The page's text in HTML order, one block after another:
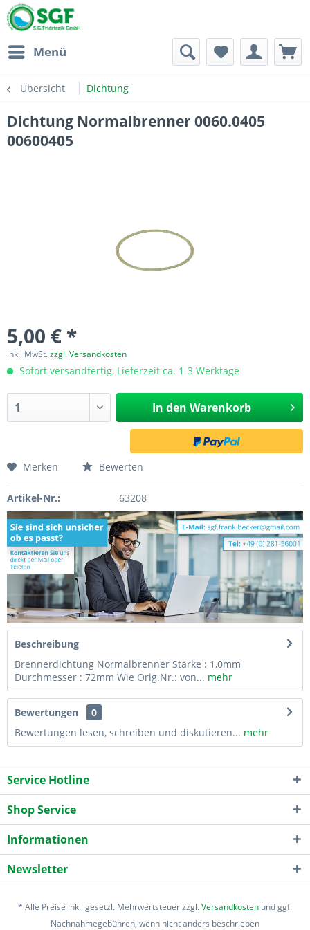
Menü
Übersicht Dichtung
Dichtung Normalbrenner 0060.0405
00600405
5,00 € *
inkl. MwSt.zzgl. Versandkosten
Sofort versandfertig, Lieferzeit ca. 1-3 Werktage
In den Warenkorb
Merken Bewerten
Artikel-Nr.: 63208
Beschreibung
Brennerdichtung Normalbrenner Stärke : 1,0mm
Durchmesser : 72mm Wie Orig.Nr.: von... mehr
Bewertungen
0
Bewertungen lesen, schreiben und diskutieren... mehr
Service Hotline
Shop Service
Informationen
Newsletter
* Alle Preise inkl. gesetzl. Mehrwertsteuer zzgl.Versandkosten und ggf.
Nachnahmegebühren, wenn nicht anders beschrieben